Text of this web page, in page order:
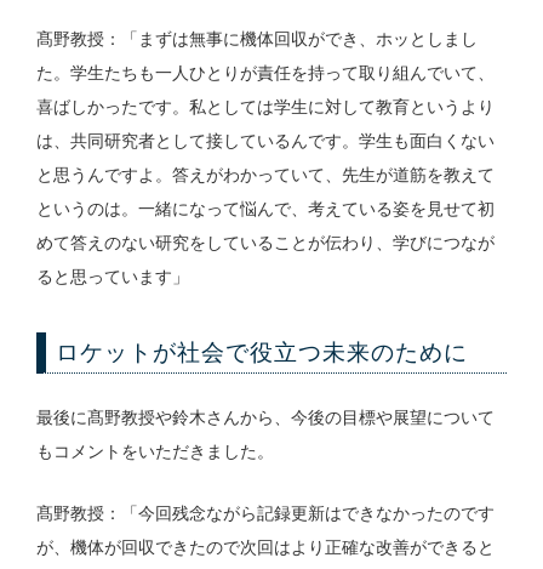
髙野教授：「まずは無事に機体回収ができ、ホッとしまし
た。学生たちも一人ひとりが責任を持って取り組んでいて、
喜ばしかったです。私としては学生に対して教育というより
は、共同研究者として接しているんです。学生も面白くない
と思うんですよ。答えがわかっていて、先生が道筋を教えて
というのは。一緒になって悩んで、考えている姿を見せて初
めて答えのない研究をしていることが伝わり、学びにつなが
ると思っています」
ロケットが社会で役立つ未来のために
最後に髙野教授や鈴木さんから、今後の目標や展望について
もコメントをいただきました。
髙野教授：「今回残念ながら記録更新はできなかったのです
が、機体が回収できたので次回はより正確な改善ができると